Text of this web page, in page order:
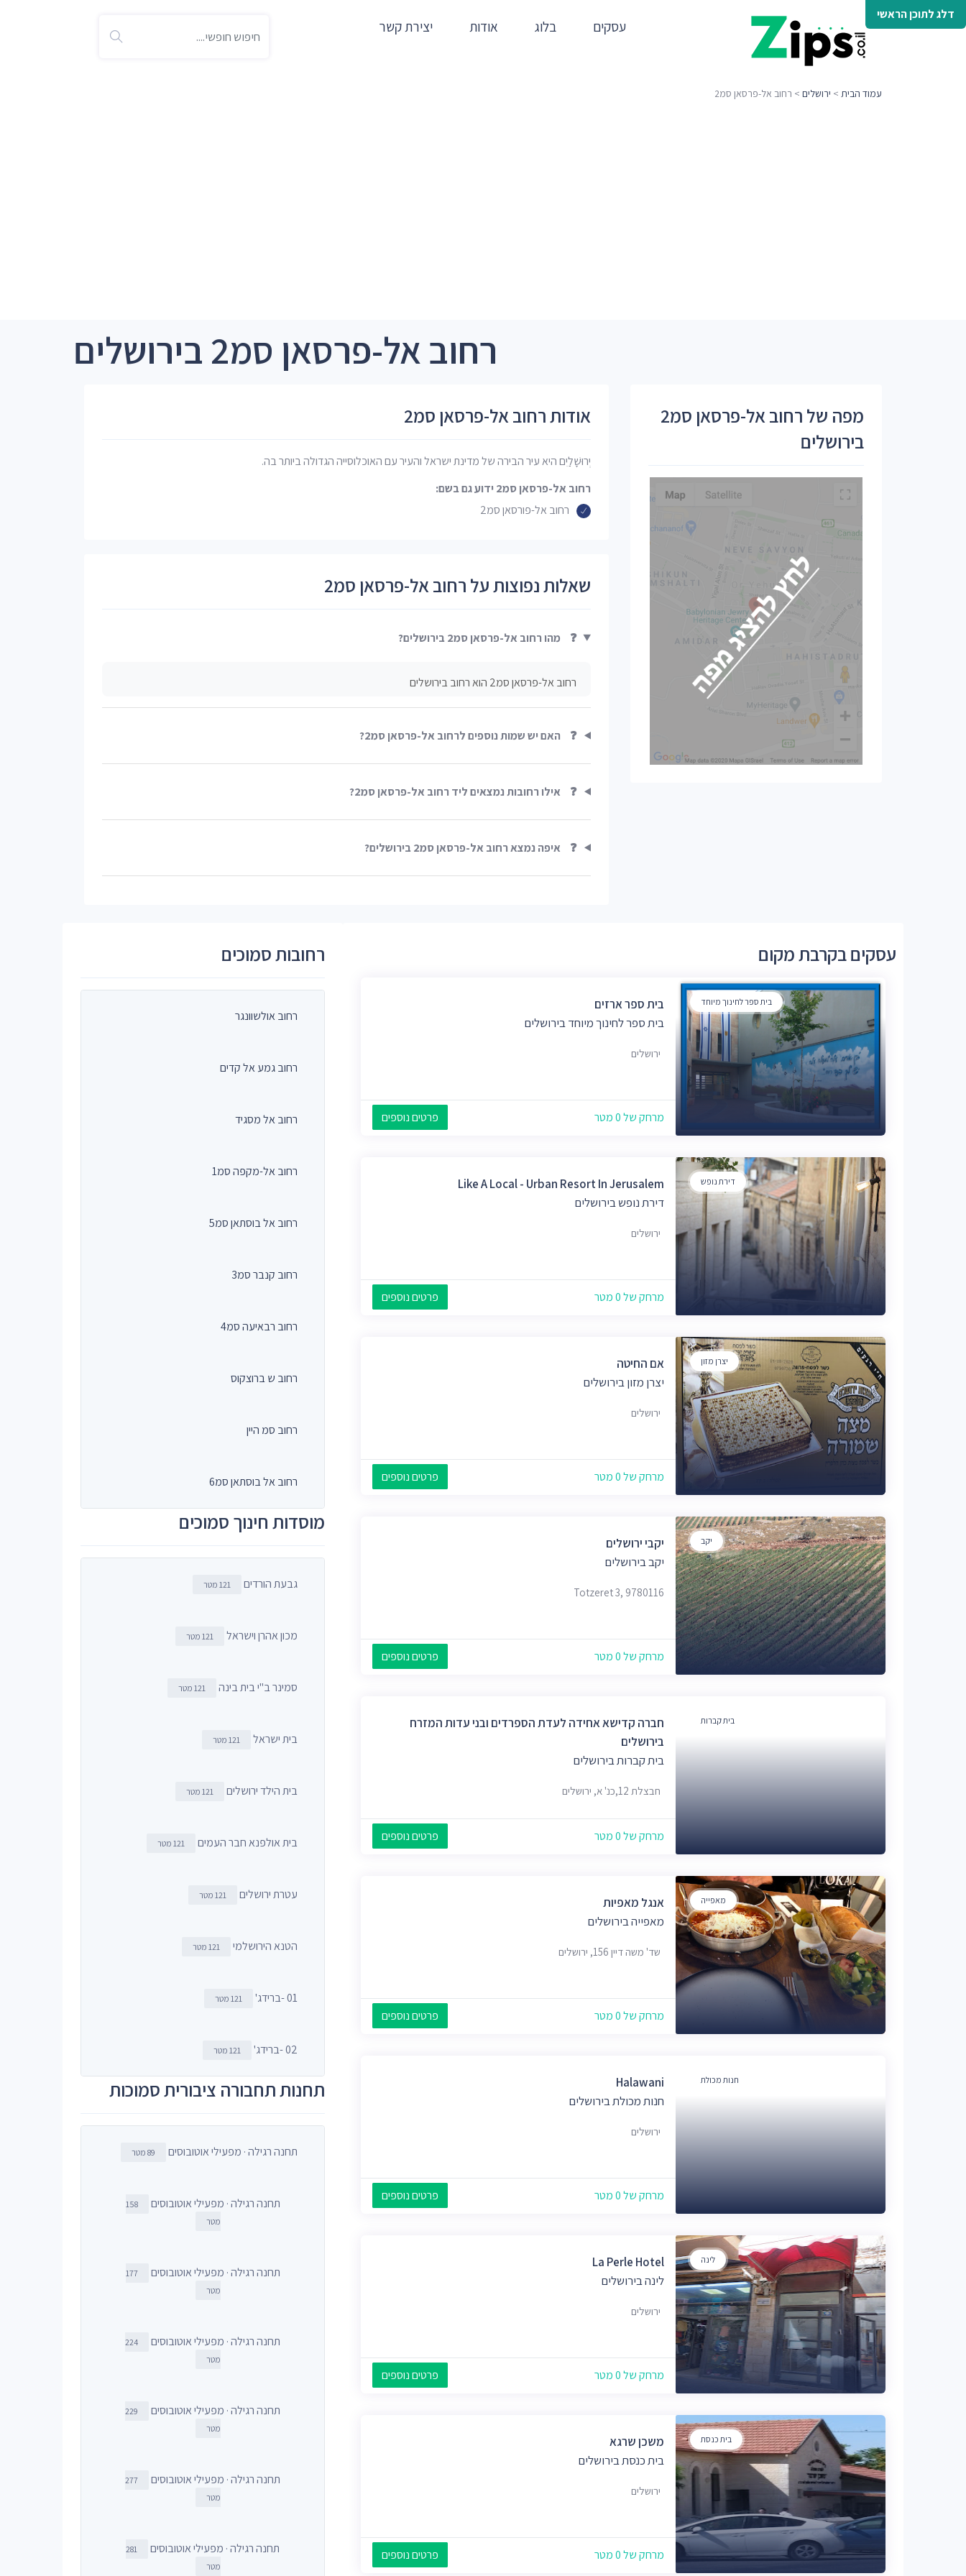
דלג לתוכן הראשי
עסקים בלוג אודות יצירת קשר
עמוד הבית > ירושלים > רחוב אל-פרסאן סמ2
רחוב אל-פרסאן סמ2 בירושלים
אודות רחוב אל-פרסאן סמ2
יְרוּשָׁלַיִם היא עיר הבירה של מדינת ישראל והעיר עם האוכלוסייה הגדולה ביותר בה.
רחוב אל-פרסאן סמ2 ידוע גם בשם:
רחוב אל-פורסאן סמ2
שאלות נפוצות על רחוב אל-פרסאן סמ2
❓ מהו רחוב אל-פרסאן סמ2 בירושלים?
רחוב אל-פרסאן סמ2 הוא רחוב בירושלים
❓ האם יש שמות נוספים לרחוב אל-פרסאן סמ2?
❓ אילו רחובות נמצאים ליד רחוב אל-פרסאן סמ2?
❓ איפה נמצא רחוב אל-פרסאן סמ2 בירושלים?
מפה של רחוב אל-פרסאן סמ2
בירושלים
עסקים בקרבת מקום
בית ספר לחינוך מיוחד
בית ספר ארזים
בית ספר לחינוך מיוחד בירושלים
ירושלים
מרחק של 0 מטר פרטים נוספים
דירת נופש
Like A Local - Urban Resort In Jerusalem
דירת נופש בירושלים
ירושלים
מרחק של 0 מטר פרטים נוספים
יצרן מזון
אם החיטה
יצרן מזון בירושלים
ירושלים
מרחק של 0 מטר פרטים נוספים
יקב
יקבי ירושלים
יקב בירושלים
Totzeret 3, 9780116
מרחק של 0 מטר פרטים נוספים
בית קברות
חברה קדישא אחידה לעדת הספרדים ובני עדות המזרח
בירושלים
בית קברות בירושלים
חבצלת 12,כנ' א, ירושלים
מרחק של 0 מטר פרטים נוספים
מאפייה
אנגל מאפיות
מאפייה בירושלים
שד' משה דיין 156, ירושלים
מרחק של 0 מטר פרטים נוספים
חנות מכולת
Halawani
חנות מכולת בירושלים
ירושלים
מרחק של 0 מטר פרטים נוספים
לינה
La Perle Hotel
לינה בירושלים
ירושלים
מרחק של 0 מטר פרטים נוספים
בית כנסת
משכן שרגא
בית כנסת בירושלים
ירושלים
מרחק של 0 מטר פרטים נוספים
רחובות סמוכים
רחוב אולשוונגר
רחוב גמע אל קדים
רחוב אל מסגיד
רחוב אל-מקפה סמ1
רחוב אל בוסתאן סמ5
רחוב קנבר סמ3
רחוב רבאיעה סמ4
רחוב ש ברוצקוס
רחוב סמ היין
רחוב אל בוסתאן סמ6
מוסדות חינוך סמוכים
גבעת הורדים 121 מטר
מכון אהרן וישראל 121 מטר
סמינר ב"י בית בינה 121 מטר
בית ישראל 121 מטר
בית הילד ירושלים 121 מטר
בית אולפנא חבר העמים 121 מטר
עטרת ירושלים 121 מטר
הטנא הירושלמי 121 מטר
01 -ברידג' 121 מטר
02 -ברידג' 121 מטר
תחנות תחבורה ציבורית סמוכות
תחנה רגילה · מפעילי אוטובוסים 89 מטר
תחנה רגילה · מפעילי אוטובוסים
158
מטר
תחנה רגילה · מפעילי אוטובוסים
177
מטר
תחנה רגילה · מפעילי אוטובוסים
224
מטר
תחנה רגילה · מפעילי אוטובוסים
229
מטר
תחנה רגילה · מפעילי אוטובוסים
277
מטר
תחנה רגילה · מפעילי אוטובוסים
281
מטר